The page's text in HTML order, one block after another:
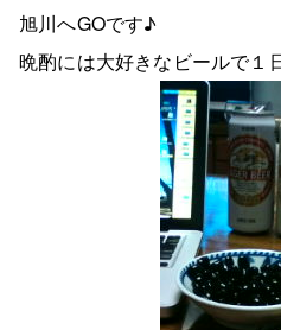
旭川へGOです♪
晩酌には大好きなビールで１